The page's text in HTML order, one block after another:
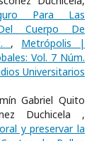
Para Las
Cuerpo De
, Metrópolis |
Vol. 7 Núm.
Universitarios
Gabriel Quito
Duchicela ,
y preservar la